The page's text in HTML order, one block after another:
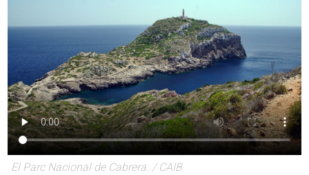
El Parc Nacional de Cabrera. / CAIB